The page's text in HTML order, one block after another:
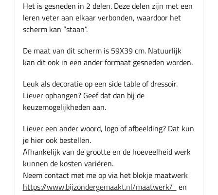
Het is gesneden in 2 delen. Deze delen zijn met een
leren veter aan elkaar verbonden, waardoor het
scherm kan “staan”.
De maat van dit scherm is 59X39 cm. Natuurlijk
kan dit ook in een ander formaat gesneden worden.
Leuk als decoratie op een side table of dressoir.
Liever ophangen? Geef dat dan bij de
keuzemogelijkheden aan.
Liever een ander woord, logo of afbeelding? Dat kun
je hier ook bestellen.
Afhankelijk van de grootte en de hoeveelheid werk
kunnen de kosten variëren.
Neem contact met me op via het blokje maatwerk
https://www.bijzondergemaakt.nl/maatwerk/ en